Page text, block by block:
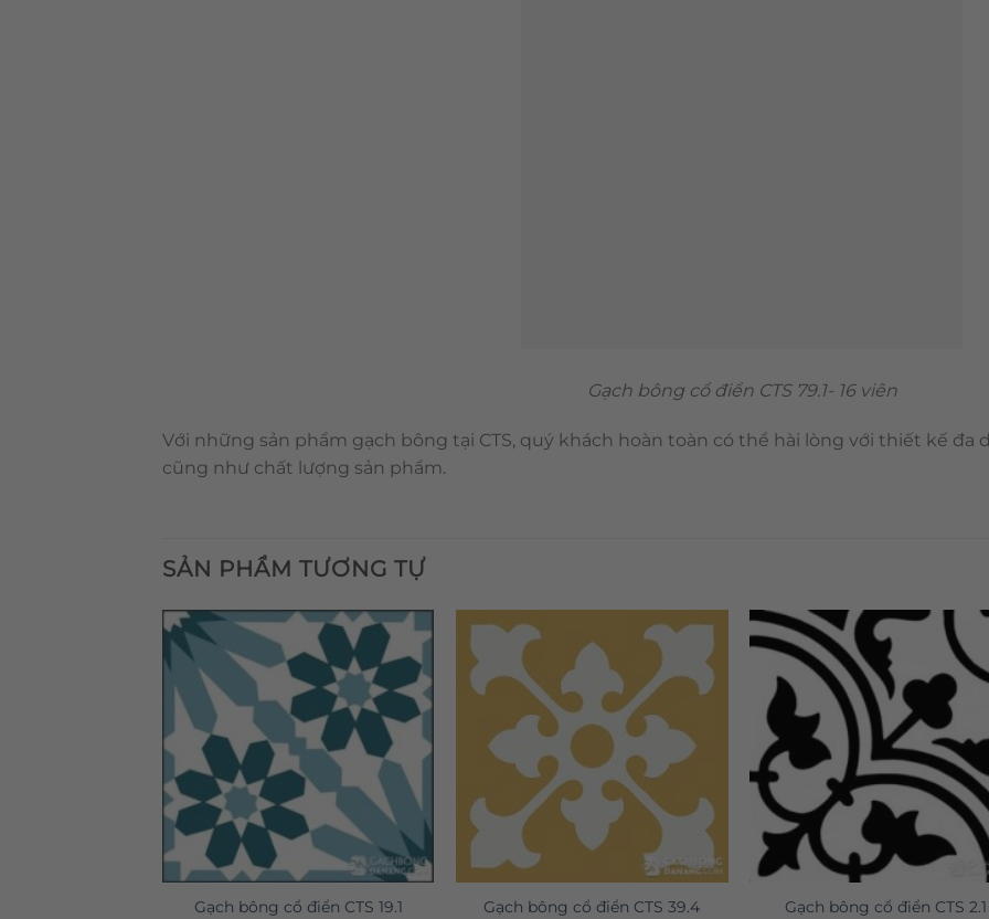
Gạch bông cổ điển CTS 79.1- 16 viên
Với những sản phẩm gạch bông tại CTS, quý khách hoàn toàn có thể hài lòng với thiết kế đa
cũng như chất lượng sản phẩm.
SẢN PHẨM TƯƠNG TỰ
Gạch bông cổ điển CTS 19.1 Gạch bông cổ điển CTS 39.4 Gạch bông cổ điển CTS 2.1